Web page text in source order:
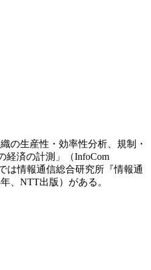
の生産性・効率性分析、規制・
経済の計測」（InfoCom
は情報通信総合研究所『情報通
、NTT出版）がある。